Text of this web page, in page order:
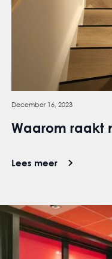
December 16, 2023
Waarom raakt
Lees meer